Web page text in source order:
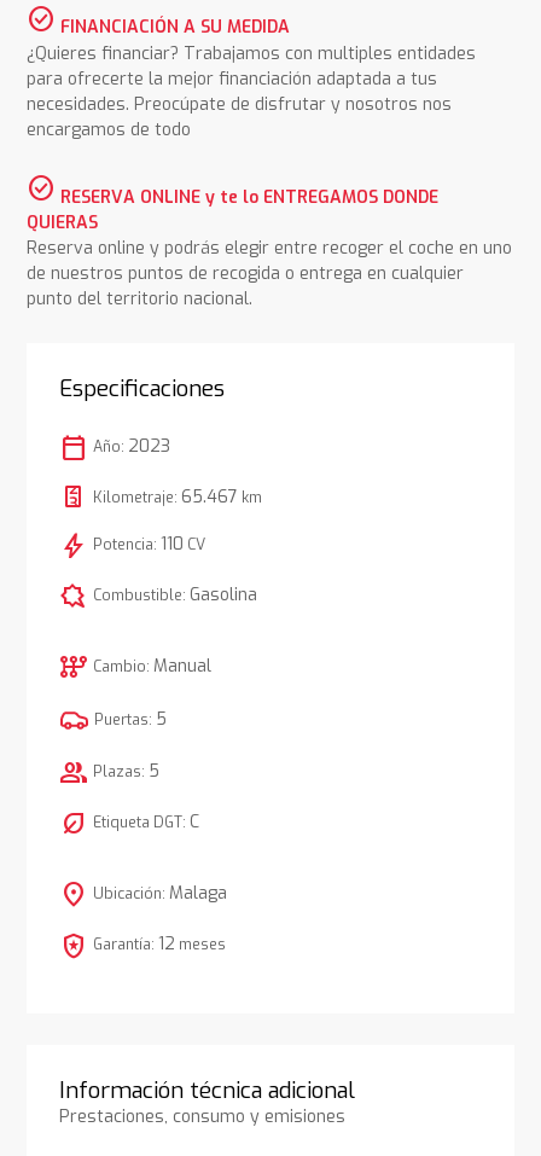
check_circle FINANCIACIÓN A SU MEDIDA
¿Quieres financiar? Trabajamos con multiples entidades
para ofrecerte la mejor financiación adaptada a tus
necesidades. Preocúpate de disfrutar y nosotros nos
encargamos de todo
check_circle RESERVA ONLINE y te lo ENTREGAMOS DONDE
QUIERAS
Reserva online y podrás elegir entre recoger el coche en uno
de nuestros puntos de recogida o entrega en cualquier
punto del territorio nacional.
Especificaciones
calendar_today Año: 2023
Kilometraje: 65.467 km
bolt Potencia: 110 CV
comic_bubble Combustible: Gasolina
auto_transmission Cambio: Manual
Puertas: 5
group Plazas: 5
nest_eco_leaf Etiqueta DGT: C
location_on Ubicación: Malaga
local_police Garantía: 12 meses
Información técnica adicional
Prestaciones, consumo y emisiones